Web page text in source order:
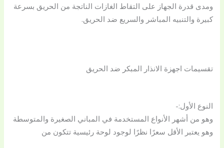
ومدى قدرة الجهاز على التقاط الغازات الناتجة من الحريق بسرعة
كبيرة والتنبيه المباشر والسريع ضد الحريق.
تقسيمات اجهزة الانذار المبكر ضد الحريق
النوع الأول:-
وهو من أشهر الأنواع المستخدمة في المباني الصغيرة والمتوسطة
وهو يعتبر الأقل سعرًا نظرًا لوجود لوحة رئيسية تتكون من